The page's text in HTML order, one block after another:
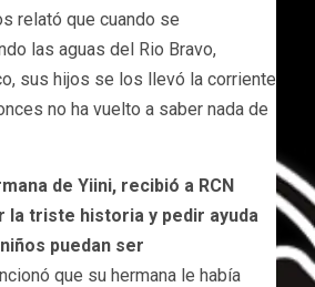
relató que cuando se
las aguas del Rio Bravo,
sus hijos se los llevó la corriente
no ha vuelto a saber nada de
de Yiini, recibió a RCN
la triste historia y pedir ayuda
puedan ser
que su hermana le había